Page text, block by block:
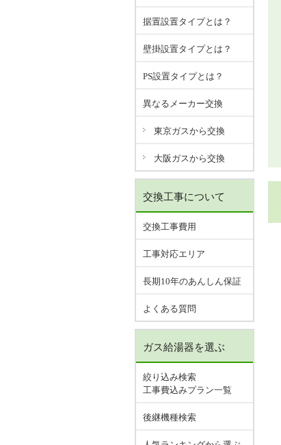
据置設置タイプとは？
壁掛設置タイプとは？
PS設置タイプとは？
異なるメーカー交換
東京ガスから交換
大阪ガスから交換
交換工事について
交換工事費用
工事対応エリア
長期10年のあんしん保証
よくある質問
ガス給湯器を選ぶ
絞り込み検索
工事費込みプラン一覧
後継機種検索